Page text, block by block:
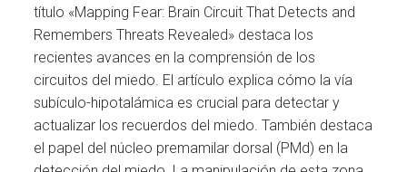
título «Mapping Fear: Brain Circuit That Detects and
Remembers Threats Revealed» destaca los
recientes avances en la comprensión de los
circuitos del miedo. El artículo explica cómo la vía
subículo-hipotalámica es crucial para detectar y
actualizar los recuerdos del miedo. También destaca
el papel del núcleo premamilar dorsal (PMd) en la